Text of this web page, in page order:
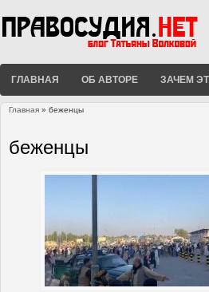
ГЛАВНАЯ ОБ АВТОРЕ ЗАЧЕМ
Главная » беженцы
беженцы